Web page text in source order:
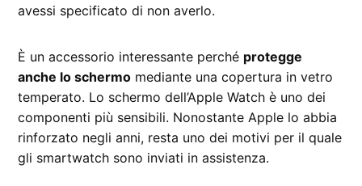
avessi specificato di non averlo.
È un accessorio interessante perché protegge
anche lo schermo mediante una copertura in vetro
temperato. Lo schermo dell’Apple Watch è uno dei
componenti più sensibili. Nonostante Apple lo abbia
rinforzato negli anni, resta uno dei motivi per il quale
gli smartwatch sono inviati in assistenza.